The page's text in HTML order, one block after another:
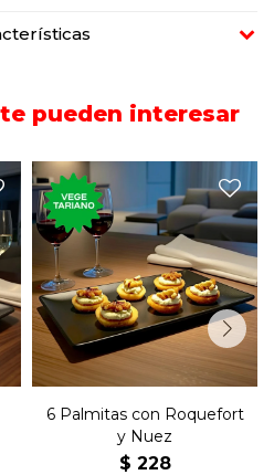
pueden interesar
Seis palmitas con roquefort
y nuez.
6 Palmitas con Roquefort
y Nuez
$ 228